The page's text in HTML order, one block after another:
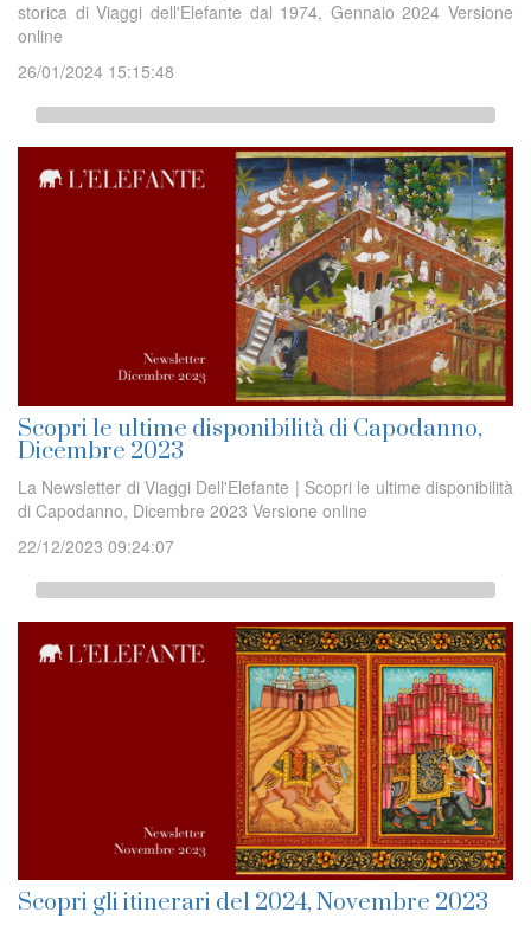
storica di Viaggi dell'Elefante dal 1974, Gennaio 2024 Versione
online
26/01/2024 15:15:48
Scopri le ultime disponibilità di Capodanno,
Dicembre 2023
La Newsletter di Viaggi Dell'Elefante | Scopri le ultime disponibilità
di Capodanno, Dicembre 2023 Versione online
22/12/2023 09:24:07
Scopri gli itinerari del 2024, Novembre 2023